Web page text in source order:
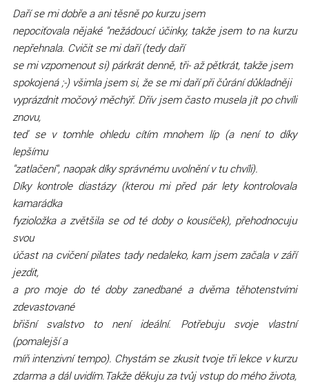
Daří se mi dobře a ani těsně po kurzu jsem
nepociťovala nějaké "nežádoucí účinky, takže jsem to na kurzu
nepřehnala. Cvičit se mi daří (tedy daří
se mi vzpomenout si) párkrát denně, tři- až pětkrát, takže jsem
spokojená ;-) všimla jsem si, že se mi daří při čůrání důkladněji
vyprázdnit močový měchýř. Dřív jsem často musela jít po chvíli
znovu,
teď se v tomhle ohledu cítím mnohem líp (a není to díky
lepšímu
"zatlačení", naopak díky správnému uvolnění v tu chvíli).
Díky kontrole diastázy (kterou mi před pár lety kontrolovala
kamarádka
fyzioložka a zvětšila se od té doby o kousíček), přehodnocuju
svou
účast na cvičení pilates tady nedaleko, kam jsem začala v září
jezdit,
a pro moje do té doby zanedbané a dvěma těhotenstvími
zdevastované
břišní svalstvo to není ideální. Potřebuju svoje vlastní
(pomalejší a
míň intenzivní tempo). Chystám se zkusit tvoje tři lekce v kurzu
zdarma a dál uvidím. Takže děkuju za tvůj vstup do mého života,